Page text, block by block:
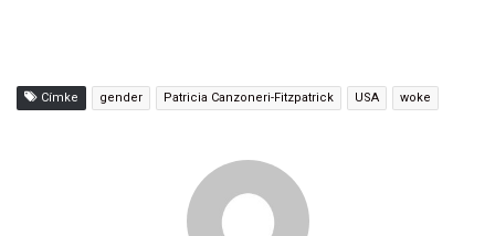
Címke gender Patricia Canzoneri-Fitzpatrick USA woke